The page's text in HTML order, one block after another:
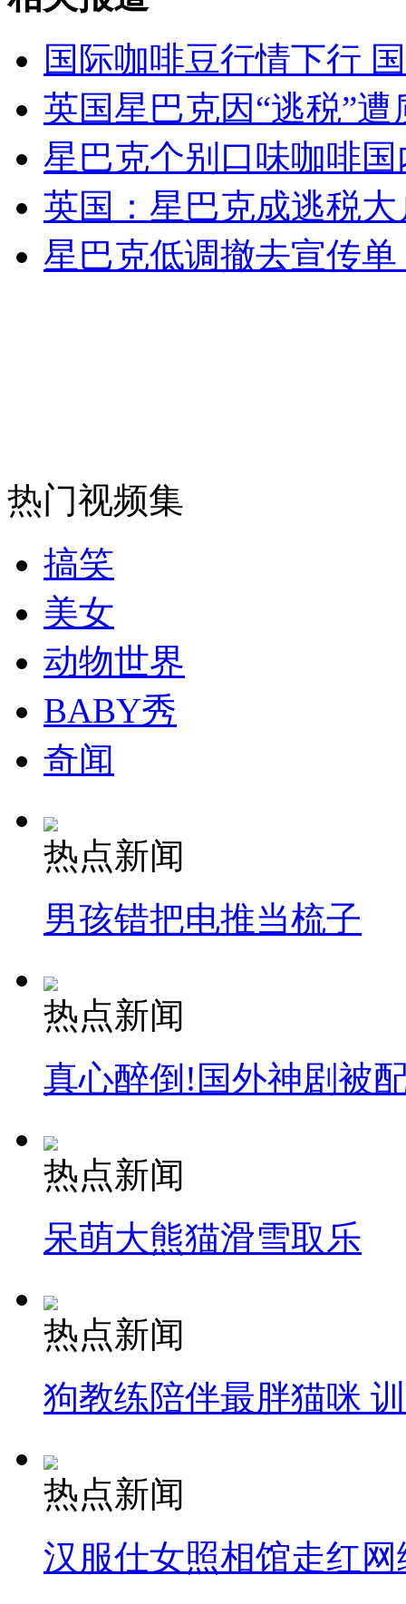
女孩北京地铁殴打老人 痛下狠手拳打脚踢
无痛分娩是否安全 医生回应
外交部：反对强权政治霸凌主义
外交部：有关国家言论片面不公正
纽约上演“枕头大战”
司机酒驾遇交警 急速倒车逃窜
国际咖啡豆行情下行
英国星巴克因“逃税”遭
星巴克个别口味咖啡
英国：星巴克成逃税大
星巴克低调撤去宣传
热门视频集
搞笑
美女
动物世界
BABY秀
奇闻
热点新闻
男孩错把电推当梳子
热点新闻
真心醉倒!国外神剧被
热点新闻
呆萌大熊猫滑雪取乐
热点新闻
狗教练陪伴最胖猫咪
热点新闻
汉服仕女照相馆走红网